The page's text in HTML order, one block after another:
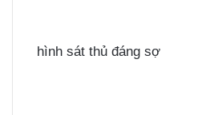
hình sát thủ đáng sợ